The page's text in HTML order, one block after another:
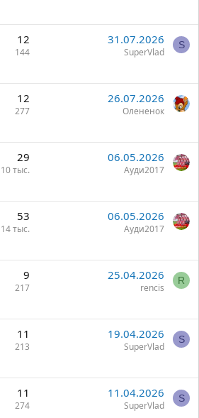
12
144
31.07.2026
SuperVlad
S
12
277
26.07.2026
Олененок
29
10 тыс.
06.05.2026
Ауди2017
53
14 тыс.
06.05.2026
Ауди2017
9
217
25.04.2026
rencis
R
11
213
19.04.2026
SuperVlad
S
11
274
11.04.2026
SuperVlad
S